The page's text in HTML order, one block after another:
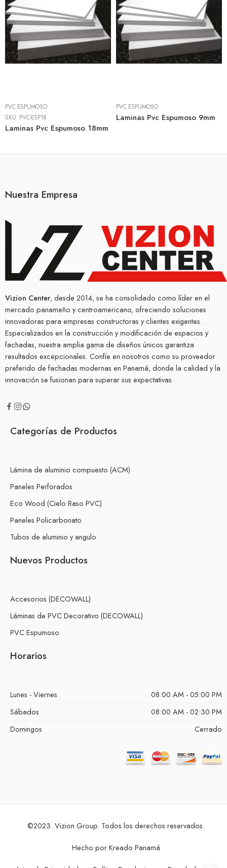
PVC ESPUMOSO
SKU: PVC-ESP18
Laminas Pvc Espumoso 18mm
PVC ESPUMOSO
Laminas Pvc Espumoso 9mm
Nuestra Empresa
Vizion Center, desde 2014, se ha consolidado como líder en el
mercado panameño y centroamericano, ofreciendo soluciones
innovadoras para empresas constructoras y clientes exigentes.
Especializados en la construcción y modificación de espacios y
fachadas, nuestra amplia gama de diseños únicos garantiza
resultados excepcionales. Confíe en nosotros como su proveedor
preferido de fachadas modernas en Panamá, donde la calidad y la
innovación se fusionan para superar sus expectativas.
Categorías de Productos
Lámina de aluminio compuesto (ACM)
Paneles Perforados
Eco Wood (Cielo Raso PVC)
Paneles Policarbonato
Tubos de aluminio y angulo
Nuevos Productos
Accesorios (DECOWALL)
Láminas de PVC Decorativo (DECOWALL)
PVC Espumoso
Horarios
Lunes - Viernes
08:00 AM - 05:00 PM
Sábados
08:00 AM - 02:30 PM
Domingos
Cerrado
©2023. Vizion Group. Todos los derechos reservados.
Hecho porKreado Panamá